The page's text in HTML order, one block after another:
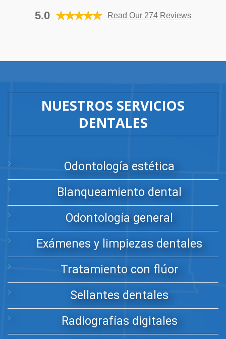
5.0 Read Our 274 Reviews
NUESTROS SERVICIOS
DENTALES
Odontología estética
Blanqueamiento dental
Odontología general
Exámenes y limpiezas dentales
Tratamiento con flúor
Sellantes dentales
Radiografías digitales